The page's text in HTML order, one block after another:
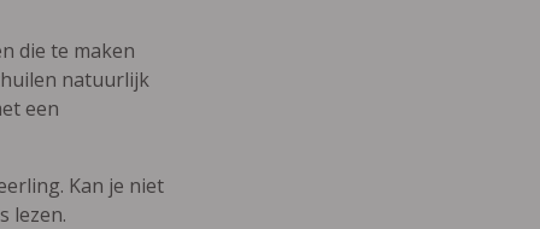
die te maken
natuurlijk
een
Kan je niet
lezen.